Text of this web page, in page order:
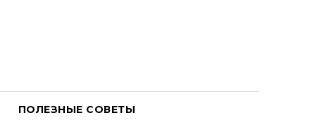
ПОЛЕЗНЫЕ СОВЕТЫ